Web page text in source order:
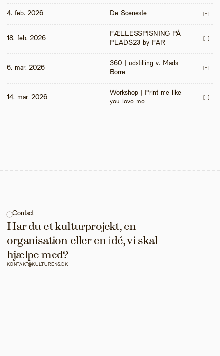
4. feb. 2026 De Sceneste [+]
18. feb. 2026
FÆLLESSPISNING PÅ
PLADS23 by FAR
[+]
6. mar. 2026
360 | udstilling v. Mads
Borre
[+]
14. mar. 2026
Workshop | Print me like
you love me
[+]
Contact
Har du et kulturprojekt, en
organisation eller en idé, vi skal
hjælpe med?
KONTAKT@KULTURENS.DK